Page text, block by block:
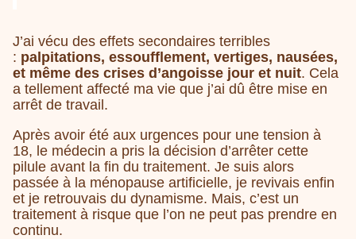
J’ai vécu des effets secondaires terribles
: palpitations, essoufflement, vertiges, nausées,
et même des crises d’angoisse jour et nuit. Cela
a tellement affecté ma vie que j’ai dû être mise en
arrêt de travail.
Après avoir été aux urgences pour une tension à
18, le médecin a pris la décision d’arrêter cette
pilule avant la fin du traitement. Je suis alors
passée à la ménopause artificielle, je revivais enfin
et je retrouvais du dynamisme. Mais, c’est un
traitement à risque que l’on ne peut pas prendre en
continu.